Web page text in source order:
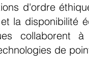
d'ordre
la disponibilité
collaborent
de